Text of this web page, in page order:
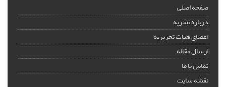
صفحه اصلی
درباره نشریه
اعضای هیات تحریریه
ارسال مقاله
تماس با ما
نقشه سایت